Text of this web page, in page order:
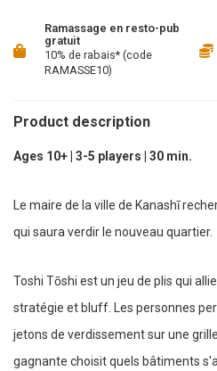
Ramassage en resto-pub
gratuit
10% de rabais* (code
RAMASSE10)
Product description
Ages 10+ | 3-5 players | 30 min.
Le maire de la ville de Kanashī
qui saura verdir le nouveau quartier.
Toshi Tōshi est un jeu de plis qui
stratégie et bluff. Les personnes
jetons de verdissement sur une
gagnante choisit quels bâtiments